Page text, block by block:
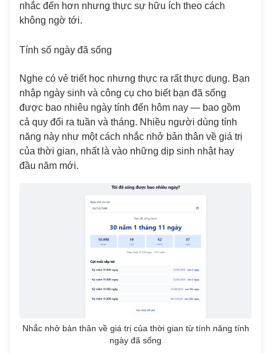
nhắc đến hơn nhưng thực sự hữu ích theo cách
không ngờ tới.
Tính số ngày đã sống
Nghe có vẻ triết học nhưng thực ra rất thực dụng. Bạn
nhập ngày sinh và công cụ cho biết bạn đã sống
được bao nhiêu ngày tính đến hôm nay — bao gồm
cả quy đổi ra tuần và tháng. Nhiều người dùng tính
năng này như một cách nhắc nhở bản thân về giá trị
của thời gian, nhất là vào những dịp sinh nhật hay
đầu năm mới.
Nhắc nhở bản thân về giá trị của thời gian từ tính năng tính
ngày đã sống